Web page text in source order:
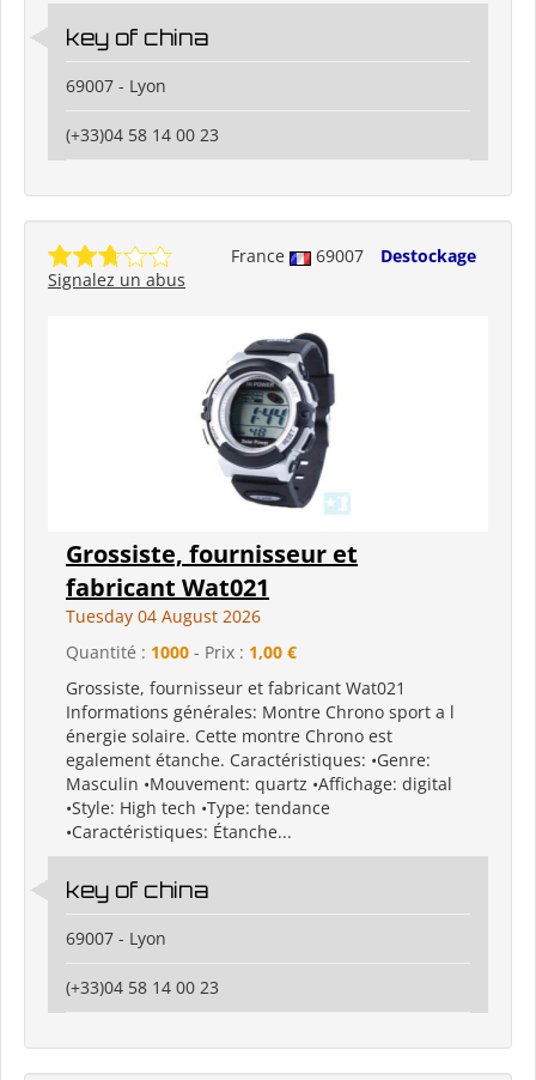
key of china
69007 - Lyon
(+33)04 58 14 00 23
France 69007
Destockage
Signalez un abus
Grossiste, fournisseur et
fabricant Wat021
Tuesday 04 August 2026
Quantité : 1000 - Prix : 1,00 €
Grossiste, fournisseur et fabricant Wat021
Informations générales: Montre Chrono sport a l
énergie solaire. Cette montre Chrono est
egalement étanche. Caractéristiques: •Genre:
Masculin •Mouvement: quartz •Affichage: digital
•Style: High tech •Type: tendance
•Caractéristiques: Étanche...
key of china
69007 - Lyon
(+33)04 58 14 00 23